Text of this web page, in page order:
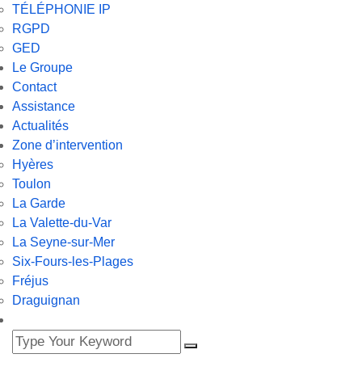
TÉLÉPHONIE IP
RGPD
GED
Le Groupe
Contact
Assistance
Actualités
Zone d’intervention
Hyères
Toulon
La Garde
La Valette-du-Var
La Seyne-sur-Mer
Six-Fours-les-Plages
Fréjus
Draguignan